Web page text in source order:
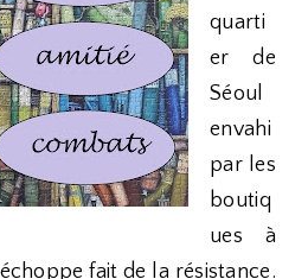
quarti
er de
Séoul
envahi
par les
boutiq
ues à
fait de la résistance.